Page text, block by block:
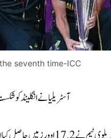
seventh time-ICC
آسٹریلیا نے انگلینڈ کو